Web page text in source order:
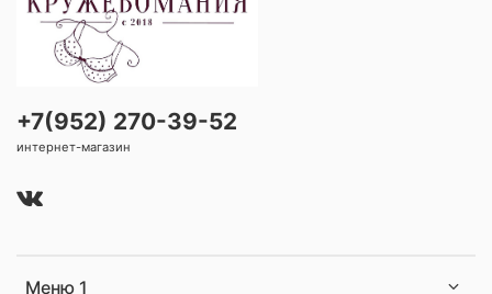
Меню 1
+7(952) 270-39-52
интернет-магазин